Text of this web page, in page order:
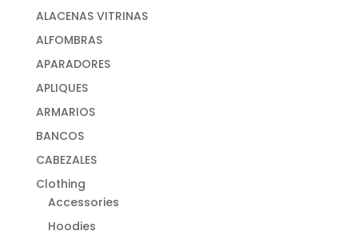
ALACENAS VITRINAS
ALFOMBRAS
APARADORES
APLIQUES
ARMARIOS
BANCOS
CABEZALES
Clothing
Accessories
Hoodies